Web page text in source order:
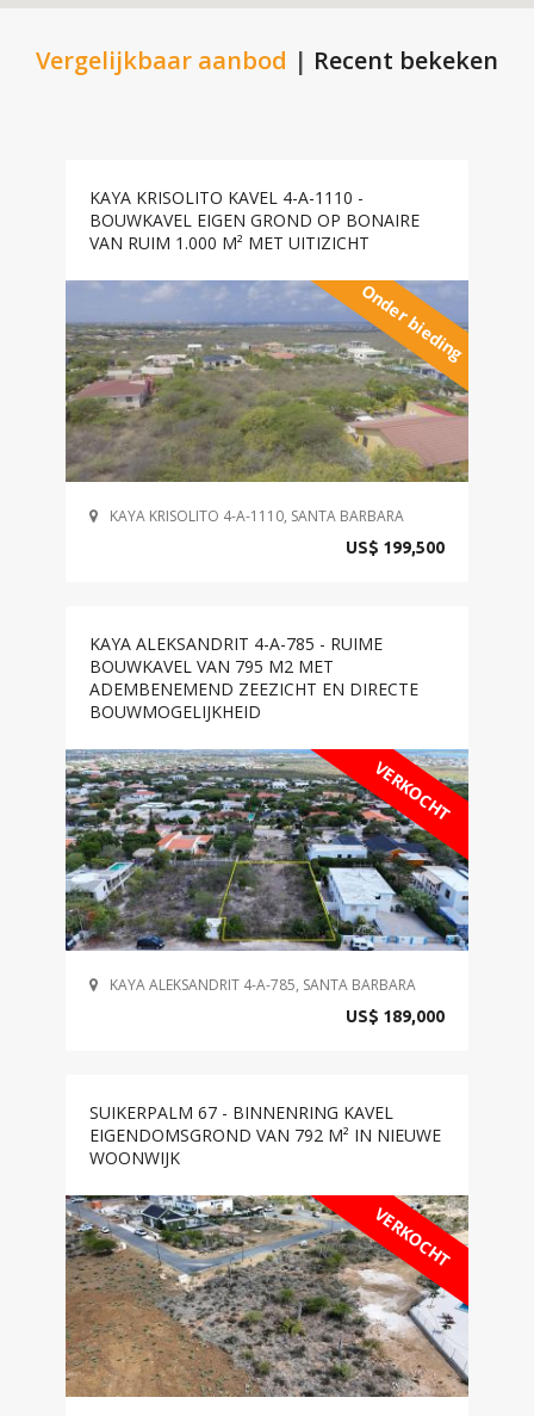
Vergelijkbaar aanbod | Recent bekeken
KAYA KRISOLITO KAVEL 4-A-1110 -
BOUWKAVEL EIGEN GROND OP BONAIRE
VAN RUIM 1.000 M² MET UITIZICHT
Onder bieding
KAYA KRISOLITO 4-A-1110, SANTA BARBARA
US$ 199,500
KAYA ALEKSANDRIT 4-A-785 - RUIME
BOUWKAVEL VAN 795 M2 MET
ADEMBENEMEND ZEEZICHT EN DIRECTE
BOUWMOGELIJKHEID
VERKOCHT
KAYA ALEKSANDRIT 4-A-785, SANTA BARBARA
US$ 189,000
SUIKERPALM 67 - BINNENRING KAVEL
EIGENDOMSGROND VAN 792 M² IN NIEUWE
WOONWIJK
VERKOCHT